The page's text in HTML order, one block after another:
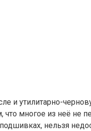
и утилитарно-
что многое из неё не
нельзя